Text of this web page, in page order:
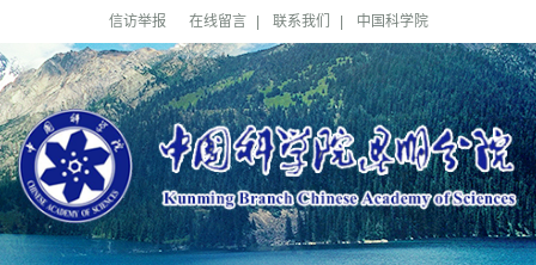
信访举报 在线留言 联系我们 中国科学院